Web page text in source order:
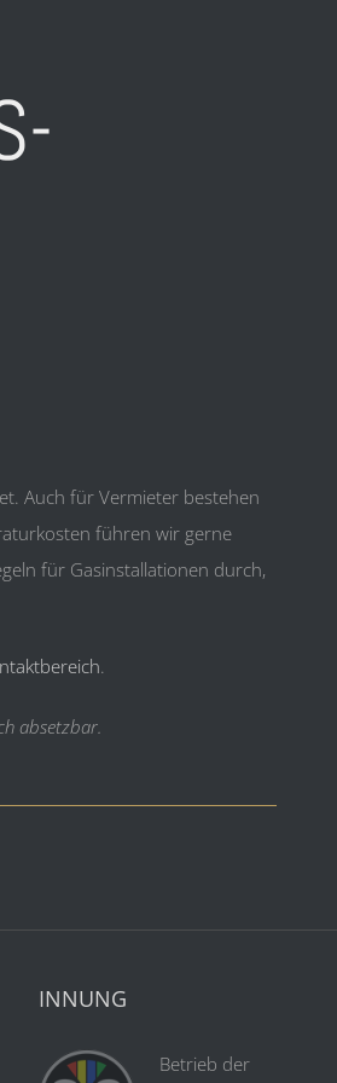
Auch für Vermieter bestehen
führen wir gerne
für Gasinstallationen durch,
.
absetzbar.
INNUNG
Betrieb der